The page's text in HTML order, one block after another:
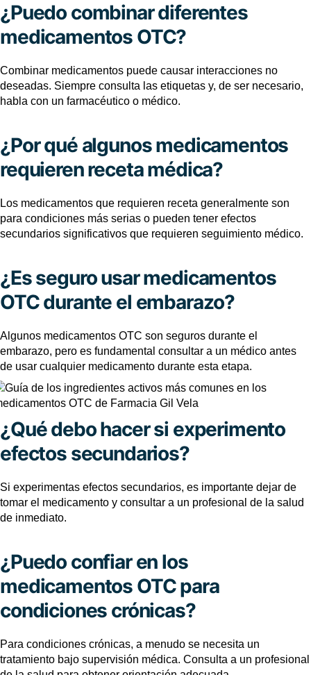
¿Puedo combinar diferentes
medicamentos OTC?
Combinar medicamentos puede causar interacciones no
deseadas. Siempre consulta las etiquetas y, de ser necesario,
habla con un farmacéutico o médico.
¿Por qué algunos medicamentos
requieren receta médica?
Los medicamentos que requieren receta generalmente son
para condiciones más serias o pueden tener efectos
secundarios significativos que requieren seguimiento médico.
¿Es seguro usar medicamentos
OTC durante el embarazo?
Algunos medicamentos OTC son seguros durante el
embarazo, pero es fundamental consultar a un médico antes
de usar cualquier medicamento durante esta etapa.
¿Qué debo hacer si experimento
efectos secundarios?
Si experimentas efectos secundarios, es importante dejar de
tomar el medicamento y consultar a un profesional de la salud
de inmediato.
¿Puedo confiar en los
medicamentos OTC para
condiciones crónicas?
Para condiciones crónicas, a menudo se necesita un
tratamiento bajo supervisión médica. Consulta a un profesional